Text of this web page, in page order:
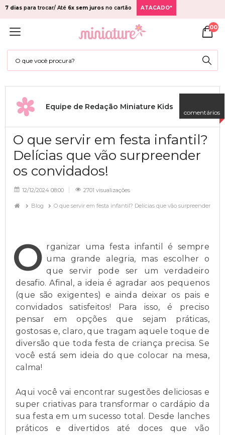
7 dias para trocar/ Até 6x sem juros no cartão ATACADO*
00
Equipe de Redação Miniature Kids
comentários
O que servir em festa infantil?
Delícias que vão surpreender
os convidados!
12/12/2024 08:00 2701 visualizações
Blog O que servir em festa infantil? Delícias que vão surpreender os
O rganizar uma festa infantil é sempre
uma grande alegria, mas escolher o
que servir pode ser um verdadeiro
desafio. Afinal, a ideia é agradar aos pequenos
(que são exigentes) e ainda deixar os pais e
convidados satisfeitos! Para isso, é preciso
pensar em opções que sejam práticas,
gostosas e, claro, que tragam aquele toque de
diversão que toda festa de criança precisa. Se
você está sem ideia do que colocar na mesa,
calma!
Aqui você vai encontrar sugestões deliciosas e
super criativas para transformar o cardápio da
sua festa em um sucesso total. Desde lanches
práticos e divertidos até doces que vão